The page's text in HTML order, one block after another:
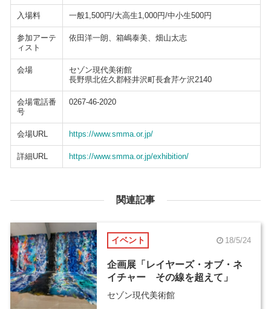
入場料 一般1,500円/大高生1,000円/中小生500円
参加アーテ
ィスト
依田洋一朗、箱嶋泰美、畑山太志
会場
セゾン現代美術館
長野県北佐久郡軽井沢町長倉芹ケ沢2140
会場電話番
号
0267-46-2020
会場URL https://www.smma.or.jp/
詳細URL https://www.smma.or.jp/exhibition/
関連記事
イベント 18/5/24
企画展「レイヤーズ・オブ・ネ
イチャー その線を超えて」
セゾン現代美術館